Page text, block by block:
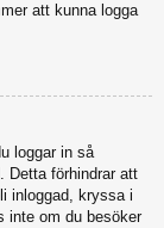
att kunna logga
loggar in så
Detta förhindrar att
inloggad, kryssa i
inte om du besöker